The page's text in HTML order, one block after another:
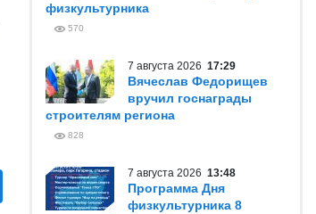
физкультурника
570
7 августа 2026 17:29
Вячеслав Федорищев
вручил госнаграды
строителям региона
828
7 августа 2026 13:48
Программа Дня
физкультурника 8